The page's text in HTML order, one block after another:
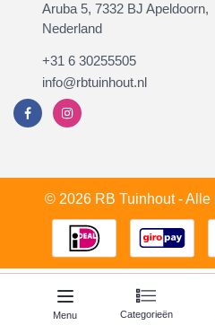
Menu Categorieën
Aruba 5, 7332 BJ Apeldoorn,
Nederland
+31 6 30255505
info@rbtuinhout.nl
© 2026 RB Tuinhout - Alle